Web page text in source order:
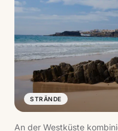
STRÄNDE
An der Westküste